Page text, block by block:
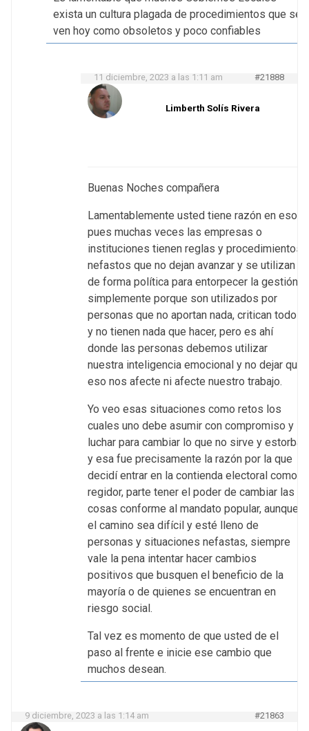
exista un cultura plagada de procedimientos que se
ven hoy como obsoletos y poco confiables
11 diciembre, 2023 a las 1:11 am #21888
Limberth Solís Rivera
Buenas Noches compañera
Lamentablemente usted tiene razón en eso,
pues muchas veces las empresas o
instituciones tienen reglas y procedimientos
nefastos que no dejan avanzar y se utilizan
de forma política para entorpecer la gestión
simplemente porque son utilizados por
personas que no aportan nada, critican todo
y no tienen nada que hacer, pero es ahí
donde las personas debemos utilizar
nuestra inteligencia emocional y no dejar que
eso nos afecte ni afecte nuestro trabajo.
Yo veo esas situaciones como retos los
cuales uno debe asumir con compromiso y
luchar para cambiar lo que no sirve y estorba,
y esa fue precisamente la razón por la que
decidí entrar en la contienda electoral como
regidor, parte tener el poder de cambiar las
cosas conforme al mandato popular, aunque
el camino sea difícil y esté lleno de
personas y situaciones nefastas, siempre
vale la pena intentar hacer cambios
positivos que busquen el beneficio de la
mayoría o de quienes se encuentran en
riesgo social.
Tal vez es momento de que usted de el
paso al frente e inicie ese cambio que
muchos desean.
9 diciembre, 2023 a las 1:14 am #21863